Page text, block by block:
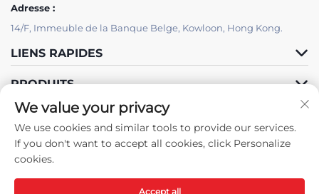
Adresse :
14/F, Immeuble de la Banque Belge, Kowloon, Hong Kong.
LIENS RAPIDES
PRODUITS
We value your privacy
We use cookies and similar tools to provide our services.
If you don't want to accept all cookies, click Personalize
cookies.
Accept all